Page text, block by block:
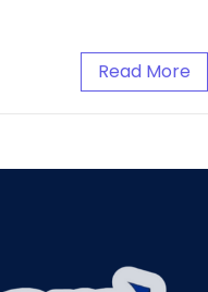
Read More